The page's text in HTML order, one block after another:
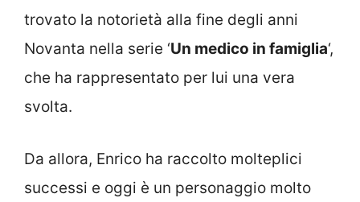
trovato la notorietà alla fine degli anni
Novanta nella serie ‘Un medico in famiglia‘,
che ha rappresentato per lui una vera
svolta.
Da allora, Enrico ha raccolto molteplici
successi e oggi è un personaggio molto